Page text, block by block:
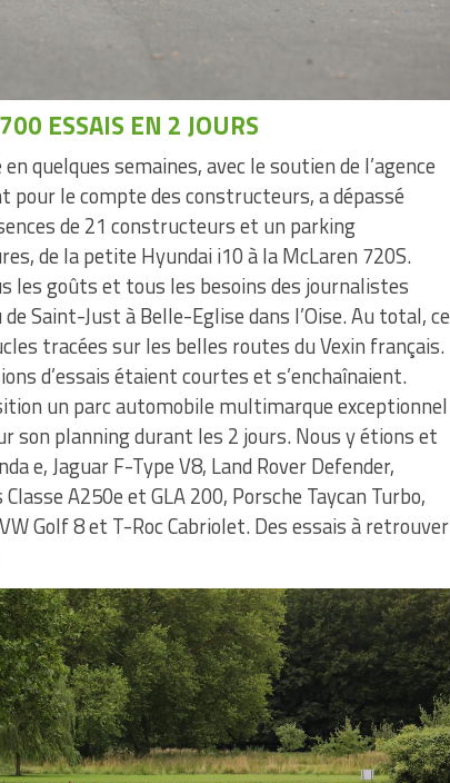
ESSAIS EN 2 JOURS
quelques semaines, avec le soutien de l’agence
pour le compte des constructeurs, a dépassé
de 21 constructeurs et un parking
de la petite Hyundai i10 à la McLaren 720S.
les goûts et tous les besoins des journalistes
Saint-Just à Belle-Eglise dans l’Oise. Au total, ce
tracées sur les belles routes du Vexin français.
d’essais étaient courtes et s’enchaînaient.
un parc automobile multimarque exceptionnel
son planning durant les 2 jours. Nous y étions et
e, Jaguar F-Type V8, Land Rover Defender,
A250e et GLA 200, Porsche Taycan Turbo,
Golf 8 et T-Roc Cabriolet. Des essais à retrouver